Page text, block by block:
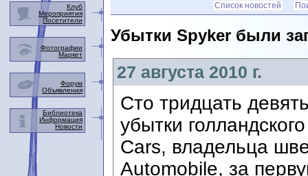
Список новостей
Убытки Spyker были
27 августа 2010 г.
Сто тридцать
убытки
Cars, владельца
Automobile, за
Клуб
Мероприятия
Посетители
Фотографии
Маркет
Форум
Объявления
Библиотека
Информация
Новости